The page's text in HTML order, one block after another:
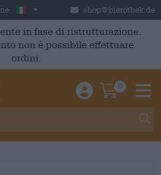
Italia shop@bierothek.de
in fase di ristrutturazione.
non è possibile effettuare
ordini.
Einloggen /
0